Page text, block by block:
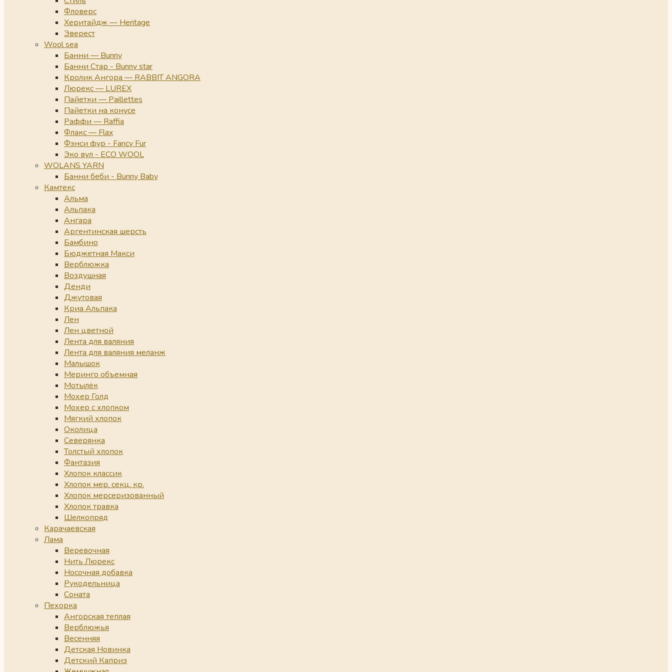
Фловерс
Херитайдж — Heritage
Эверест
Wool sea
Банни — Bunny
Банни Стар - Bunny star
Кролик Ангора — RABBIT ANGORA
Люрекс — LUREX
Пайетки — Paillettes
Пайетки на конусе
Раффи — Raffia
Флакс — Flax
Фэнси фур - Fancy Fur
Эко вул - ECO WOOL
WOLANS YARN
Банни беби - Bunny Baby
Камтекс
Альма
Альпака
Ангара
Аргентинская шерсть
Бамбино
Бюджетная Макси
Верблюжка
Воздушная
Денди
Джутовая
Криа Альпака
Лен
Лен цветной
Лента для валяния
Лента для валяния меланж
Малышок
Меринго объемная
Мотылёк
Мохер Голд
Мохер с хлопком
Мягкий хлопок
Околица
Северянка
Толстый хлопок
Фантазия
Хлопок классик
Хлопок мер. секц. кр.
Хлопок мерсеризованный
Хлопок травка
Шелкопряд
Карачаевская
Лама
Веревочная
Нить Люрекс
Носочная добавка
Рукодельница
Соната
Пехорка
Ангорская теплая
Верблюжья
Весенняя
Детская Новинка
Детский Каприз